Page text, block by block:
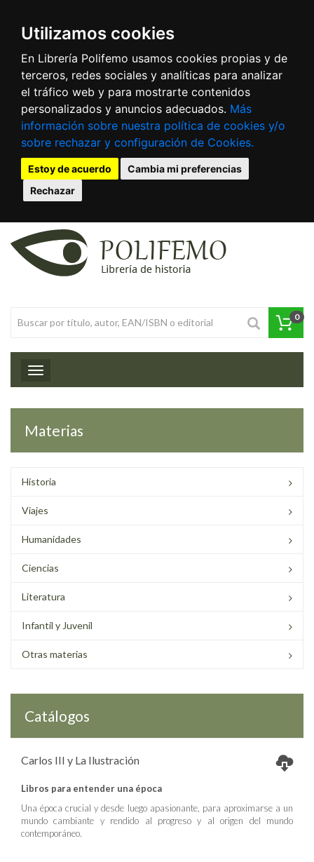
Utilizamos cookies
En Librería Polifemo usamos cookies propias y de
terceros, redes sociales y analíticas para analizar
el tráfico web y para mostrarte contenidos
personalizados y anuncios adecuados. Más
información sobre nuestra política de cookies y/o
sobre rechazar y configuración de Cookies.
Estoy de acuerdo
Cambia mi preferencias
Rechazar
0
Toggle navigation
Materias
Historia
Viajes
Humanidades
Ciencias
Literatura
Infantil y Juvenil
Otras materias
Catálogos
Carlos III y La Ilustración
Libros para entender una época
Una época crucial y desde luego apasionante, para aproximarse a un
mundo cambiante y rendido al progreso y al origen del mundo
contemporáneo.